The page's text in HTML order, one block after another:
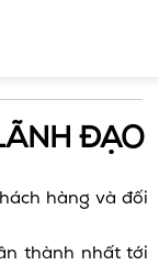
ĐẠO
hàng và đối
thành nhất tới